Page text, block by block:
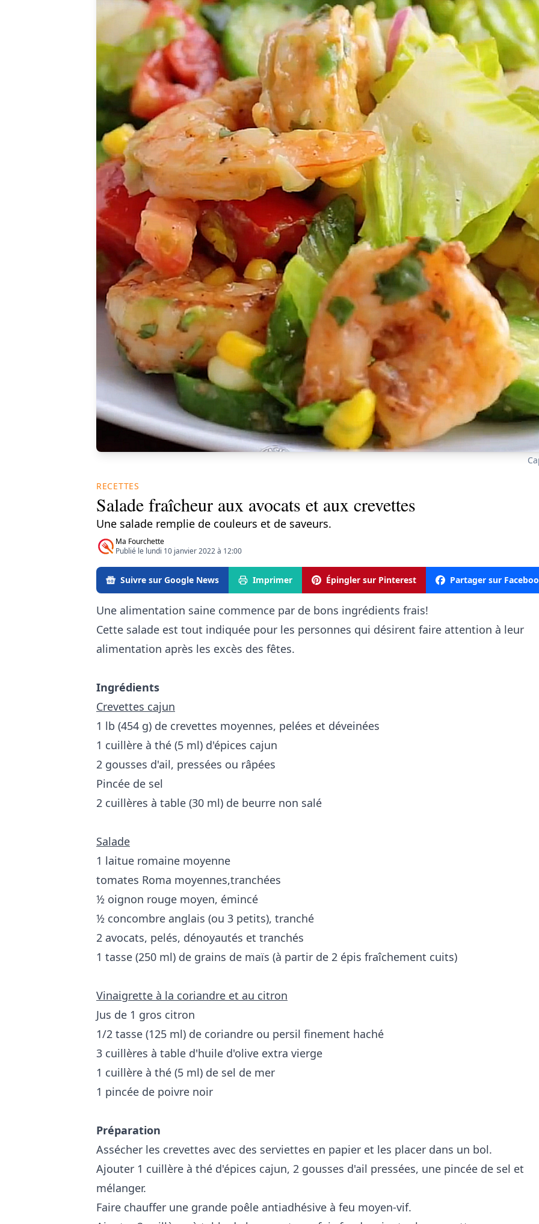
RECETTES
Salade fraîcheur aux avocats et aux crevettes
Une salade remplie de couleurs et de saveurs.
Ma Fourchette
Publié le lundi 10 janvier 2022 à 12:00
Suivre sur Google News Imprimer Épingler sur Pinterest Partager sur
Une alimentation saine commence par de bons ingrédients frais!
Cette salade est tout indiquée pour les personnes qui désirent faire attention à leur
alimentation après les excès des fêtes.
Ingrédients
Crevettes cajun
1 lb (454 g) de crevettes moyennes, pelées et déveinées
1 cuillère à thé (5 ml) d'épices cajun
2 gousses d'ail, pressées ou râpées
Pincée de sel
2 cuillères à table (30 ml) de beurre non salé
Salade
1 laitue romaine moyenne
tomates Roma moyennes,tranchées
½ oignon rouge moyen, émincé
½ concombre anglais (ou 3 petits), tranché
2 avocats, pelés, dénoyautés et tranchés
1 tasse (250 ml) de grains de maïs (à partir de 2 épis fraîchement cuits)
Vinaigrette à la coriandre et au citron
Jus de 1 gros citron
1/2 tasse (125 ml) de coriandre ou persil finement haché
3 cuillères à table d'huile d'olive extra vierge
1 cuillère à thé (5 ml) de sel de mer
1 pincée de poivre noir
Préparation
Assécher les crevettes avec des serviettes en papier et les placer dans un bol.
Ajouter 1 cuillère à thé d'épices cajun, 2 gousses d'ail pressées, une pincée de sel et
mélanger.
Faire chauffer une grande poêle antiadhésive à feu moyen-vif.